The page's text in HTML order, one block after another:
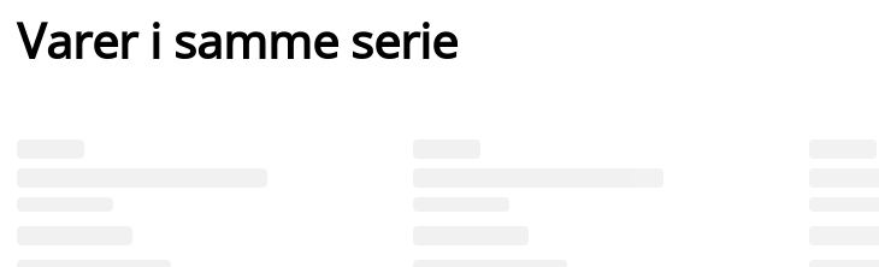
Varer i samme serie